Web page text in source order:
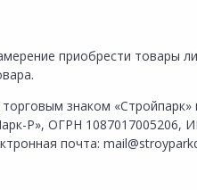
приобрести товары
знаком
Р», ОГРН 1087017005206,
почта: mail@